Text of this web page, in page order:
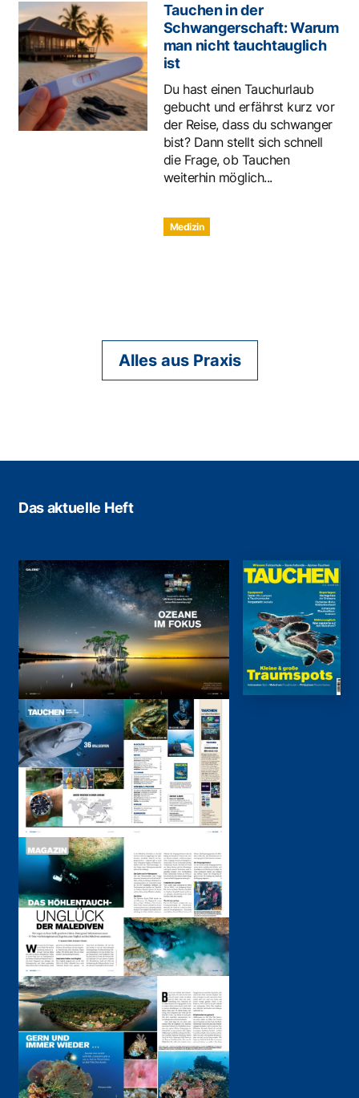
Tauchen in der
Schwangerschaft: Warum
man nicht tauchtauglich
ist
Du hast einen Tauchurlaub
gebucht und erfährst kurz vor
der Reise, dass du schwanger
bist? Dann stellt sich schnell
die Frage, ob Tauchen
weiterhin möglich...
Medizin
Alles aus Praxis
Das aktuelle Heft